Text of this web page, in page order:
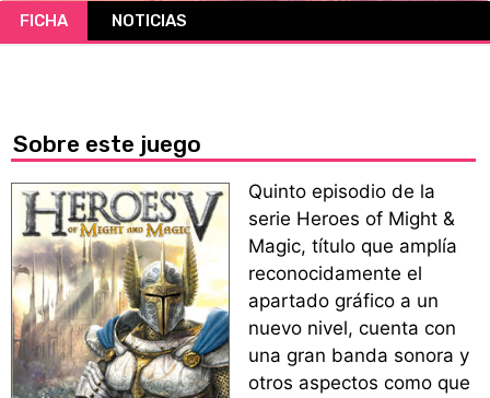
FICHA NOTICIAS
Sobre este juego
Quinto episodio de la
serie Heroes of Might &
Magic, título que amplía
reconocidamente el
apartado gráfico a un
nuevo nivel, cuenta con
una gran banda sonora y
otros aspectos como que